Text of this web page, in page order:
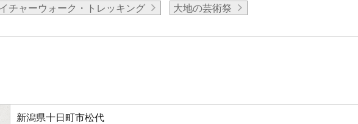
チャーウォーク・トレッキング 大地の芸術祭
新潟県十日町市松代